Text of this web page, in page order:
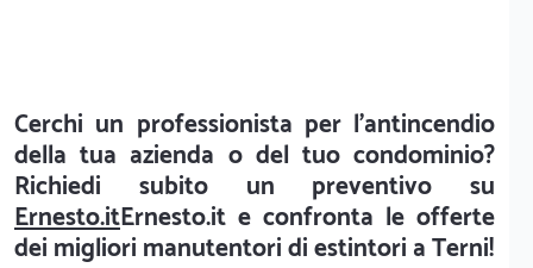
Cerchi un professionista per l'antincendio
della tua azienda o del tuo condominio?
Richiedi subito un preventivo su
Ernesto.itErnesto.it e confronta le offerte
dei migliori manutentori di estintori a Terni!